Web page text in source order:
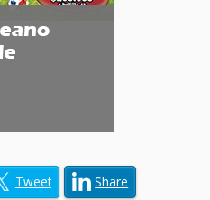
Tweet Share